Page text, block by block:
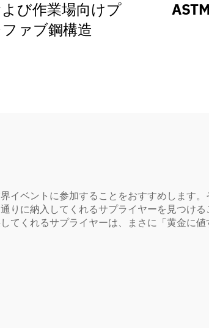
び作業場向けプ
ァブ鋼構造
イベントに参加することをおすすめします。
りに納入してくれるサプライヤーを見つけ
くれるサプライヤーは、まさに「黄金に値